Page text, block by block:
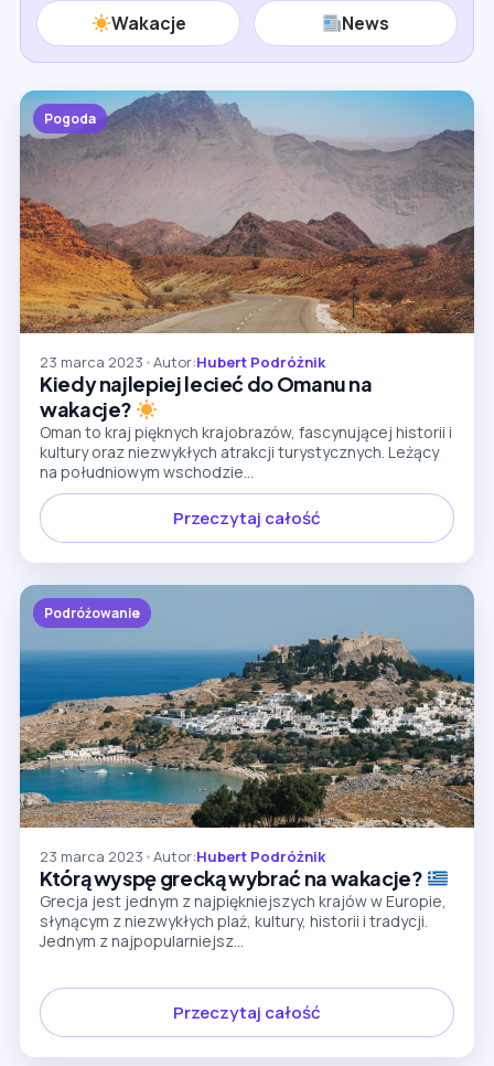
Wakacje News
Pogoda
23 marca 2023 •Autor:Hubert Podróżnik
Kiedy najlepiej lecieć do Omanu na
wakacje?
Oman to kraj pięknych krajobrazów, fascynującej historii i
kultury oraz niezwykłych atrakcji turystycznych. Leżący
na południowym wschodzie...
Przeczytaj całość
Podróżowanie
23 marca 2023 •Autor:Hubert Podróżnik
Którą wyspę grecką wybrać na wakacje?
Grecja jest jednym z najpiękniejszych krajów w Europie,
słynącym z niezwykłych plaż, kultury, historii i tradycji.
Jednym z najpopularniejsz...
Przeczytaj całość